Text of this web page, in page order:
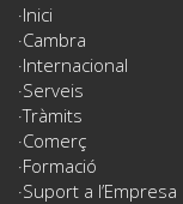
Inici
Cambra
Internacional
Serveis
Tràmits
Comerç
Formació
Suport a l’Empresa